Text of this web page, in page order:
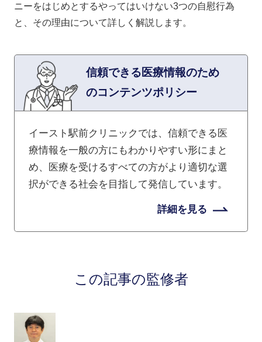
ニーをはじめとするやってはいけない3つの自慰行為
と、その理由について詳しく解説します。
信頼できる医療情報のため
のコンテンツポリシー
イースト駅前クリニックでは、信頼できる医
療情報を一般の方にもわかりやすい形にまと
め、医療を受けるすべての方がより適切な選
択ができる社会を目指して発信しています。
詳細を見る
この記事の監修者